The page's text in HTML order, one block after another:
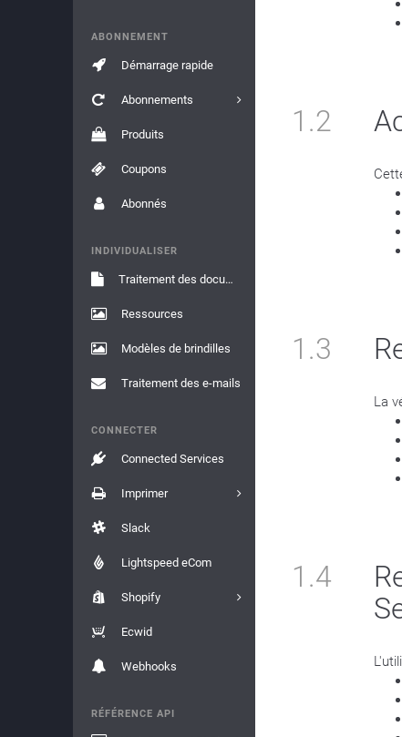
ABONNEMENT
Démarrage rapide
Abonnements
Produits
Coupons
Abonnés
INDIVIDUALISER
Traitement des documents
Ressources
Modèles de brindilles
Traitement des e-mails
CONNECTER
Connected Services
Imprimer
Slack
Lightspeed eCom
Shopify
Ecwid
Webhooks
RÉFÉRENCE API
1.2
1.3
La
1.4